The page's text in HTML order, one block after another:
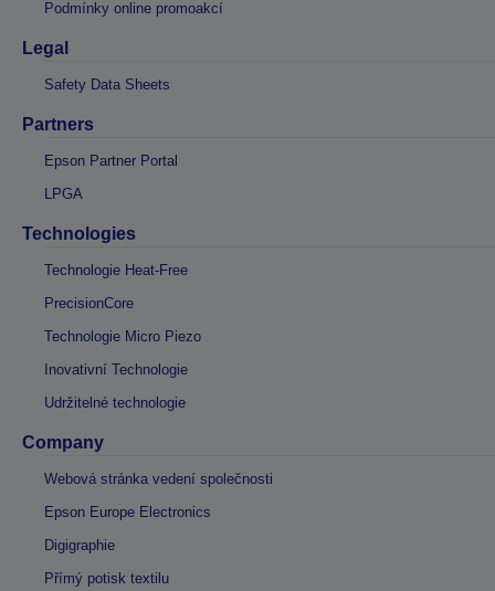
Podmínky online promoakcí
Legal
Safety Data Sheets
Partners
Epson Partner Portal
LPGA
Technologies
Technologie Heat-Free
PrecisionCore
Technologie Micro Piezo
Inovativní Technologie
Udržitelné technologie
Company
Webová stránka vedení společnosti
Epson Europe Electronics
Digigraphie
Přímý potisk textilu